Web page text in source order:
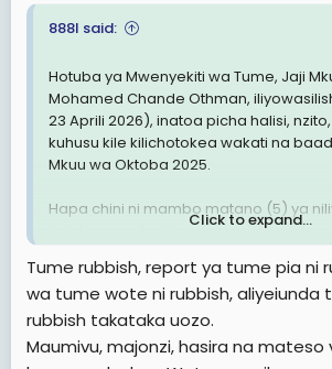
888I said:
Hotuba ya Mwenyekiti wa Tume, Jaji
Mohamed Chande Othman,
23 Aprili 2026), inatoa picha halisi,
kuhusu kile kilichotokea wakati na
Mkuu wa Oktoba 2025.
Hapa chini ni mambo matano (5) ya
kutokana na hotuba na ripoti hiyo:
1. Uwazi wa Kustua Kuhusu Vifo,
Matumizi ya Silaha za Moto
Tume haikuficha ukubwa wa madhara
Imeweka wazi kuwa jumla ya watu 518
Click to expand...
Tume rubbish, report ya tume pia ni
wa tume wote ni rubbish, aliyeiunda
rubbish takataka uozo.
Maumivu, majonzi, hasira na mateso